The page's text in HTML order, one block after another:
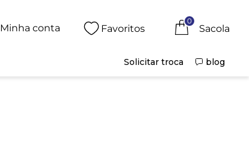
Minha conta Favoritos
0
Solicitar troca blog